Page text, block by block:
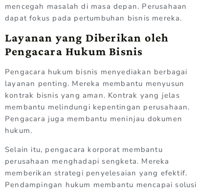
mencegah masalah di masa depan. Perusahaan
dapat fokus pada pertumbuhan bisnis mereka.
Layanan yang Diberikan oleh
Pengacara Hukum Bisnis
Pengacara hukum bisnis menyediakan berbagai
layanan penting. Mereka membantu menyusun
kontrak bisnis yang aman. Kontrak yang jelas
membantu melindungi kepentingan perusahaan.
Pengacara juga membantu meninjau dokumen
hukum.
Selain itu, pengacara korporat membantu
perusahaan menghadapi sengketa. Mereka
memberikan strategi penyelesaian yang efektif.
Pendampingan hukum membantu mencapai solusi